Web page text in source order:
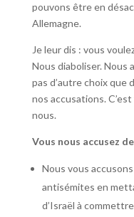
pouvons être en
Allemagne.
Je leur dis : vous
Nous diaboliser. Nous
pas d’autre choix que
nos accusations.
nous.
Vous nous accusez
Nous vous
antisémites en
d’Israël à